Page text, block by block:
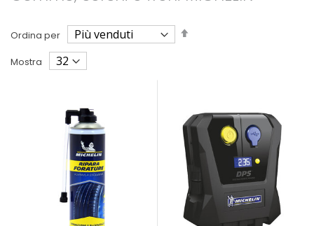
Ordina per
Imposta
Mostra